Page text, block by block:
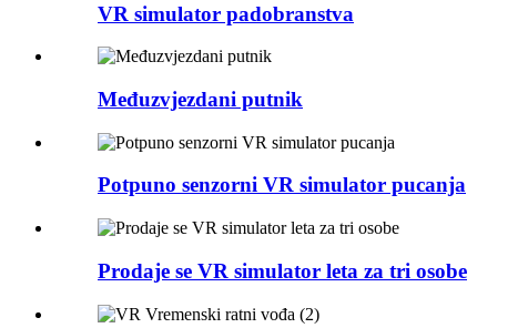
VR simulator padobranstva
Međuzvjezdani putnik
Potpuno senzorni VR simulator pucanja
Prodaje se VR simulator leta za tri osobe